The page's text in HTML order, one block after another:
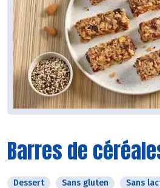
Barres de
Dessert Sans gluten Sans